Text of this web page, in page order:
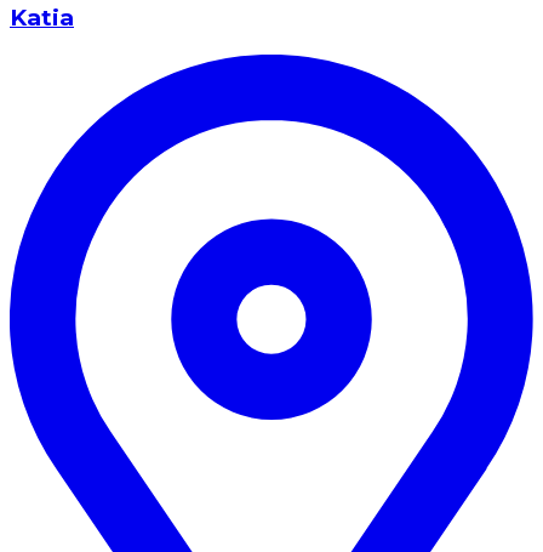
Katia